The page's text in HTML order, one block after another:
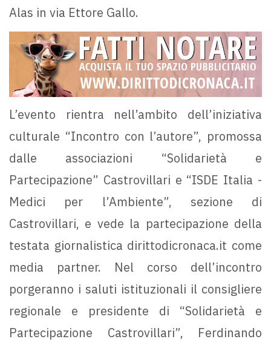
Alas in via Ettore Gallo.
L’evento rientra nell’ambito dell’iniziativa
culturale “Incontro con l’autore”, promossa
dalle associazioni “Solidarietà e
Partecipazione” Castrovillari e “ISDE Italia -
Medici per l’Ambiente”, sezione di
Castrovillari, e vede la partecipazione della
testata giornalistica dirittodicronaca.it come
media partner. Nel corso dell’incontro
porgeranno i saluti istituzionali il consigliere
regionale e presidente di “Solidarietà e
Partecipazione Castrovillari”, Ferdinando